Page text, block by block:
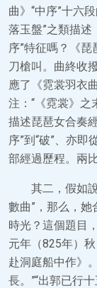
曲》“中序”十六
落玉盤”之類描述
序”特征嗎？《
刀槍叫。曲終收
應了《霓裳羽衣
注：“《霓裳》之
描述琵琶女合奏
序”到“破”、亦
部經過歷程。兩
其二，假如
數曲”，那么，
時光？這個題目
元年（825年）
赴洞庭船中作》
長。”“出郭已行